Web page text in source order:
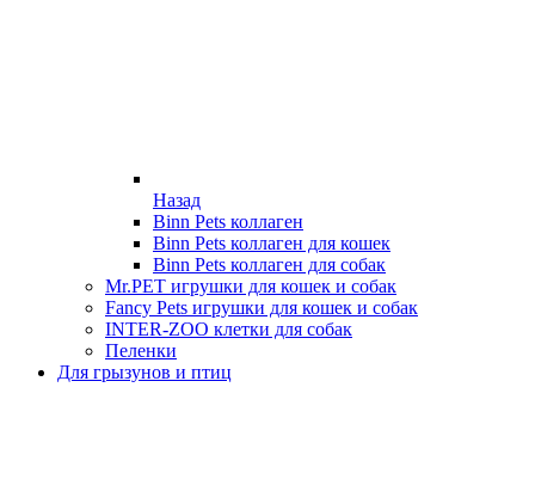
Назад
Binn Pets коллаген
Binn Pets коллаген для кошек
Binn Pets коллаген для собак
Mr.PET игрушки для кошек и собак
Fancy Pets игрушки для кошек и собак
INTER-ZOO клетки для собак
Пеленки
Для грызунов и птиц